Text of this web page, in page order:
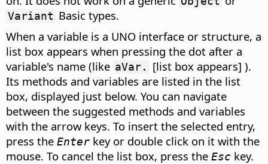
Variant Basic types.
When a variable is a UNO interface or structure, a
list box appears when pressing the dot after a
variable's name (like aVar.
[list box appears] ).
Its methods and variables are listed in the list
box, displayed just below. You can navigate
between the suggested methods and variables
with the arrow keys. To insert the selected entry,
press the Enter key or double click on it with the
mouse. To cancel the list box, press the Esc key.